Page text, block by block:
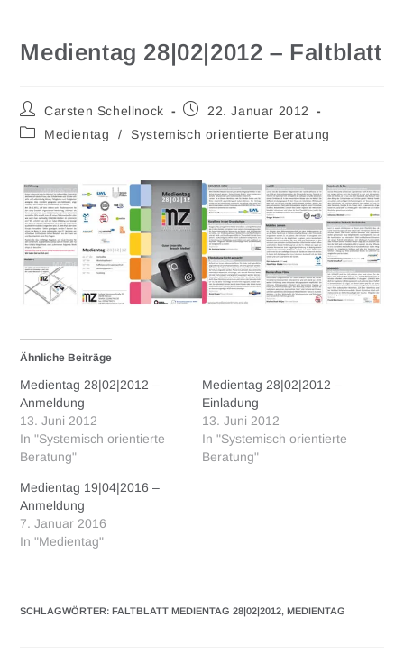
Medientag 28|02|2012 – Faltblatt
Carsten Schellnock
22. Januar 2012
Medientag
/ Systemisch orientierte Beratung
Ähnliche Beiträge
Medientag 28|02|2012 –
Anmeldung
13. Juni 2012
In "Systemisch orientierte
Beratung"
Medientag 28|02|2012 –
Einladung
13. Juni 2012
In "Systemisch orientierte
Beratung"
Medientag 19|04|2016 –
Anmeldung
7. Januar 2016
In "Medientag"
SCHLAGWÖRTER: FALTBLATT MEDIENTAG 28|02|2012, MEDIENTAG